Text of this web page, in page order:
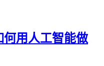
何用人工智能做